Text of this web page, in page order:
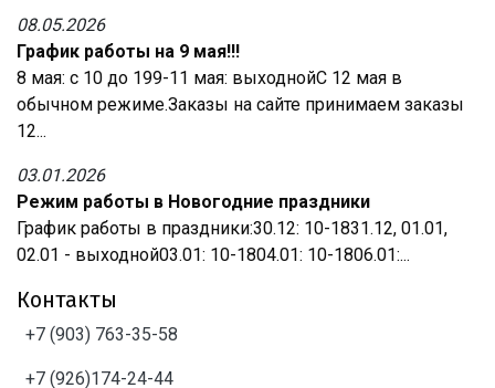
08.05.2026
График работы на 9 мая!!!
8 мая: с 10 до 199-11 мая: выходнойС 12 мая в
обычном режиме.Заказы на сайте принимаем заказы
12...
03.01.2026
Режим работы в Новогодние праздники
График работы в праздники:30.12: 10-1831.12, 01.01,
02.01 - выходной03.01: 10-1804.01: 10-1806.01:...
Контакты
+7 (903) 763-35-58
+7 (926)174-24-44